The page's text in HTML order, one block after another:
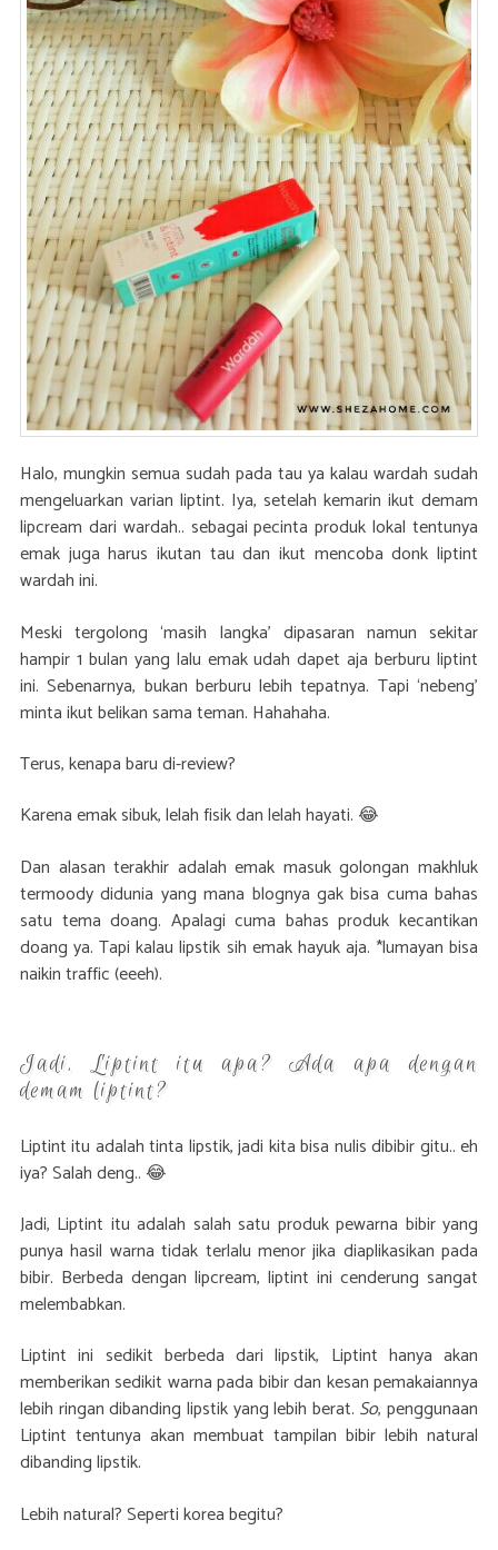
Set
Glow
Halo, mungkin semua sudah pada tau ya kalau wardah sudah
mengeluarkan varian liptint. Iya, setelah kemarin ikut demam
lipcream dari wardah.. sebagai pecinta produk lokal tentunya
emak juga harus ikutan tau dan ikut mencoba donk liptint
wardah ini.
Meski tergolong ‘masih langka’ dipasaran namun sekitar
hampir 1 bulan yang lalu emak udah dapet aja berburu liptint
ini. Sebenarnya, bukan berburu lebih tepatnya. Tapi ‘nebeng’
minta ikut belikan sama teman. Hahahaha.
Terus, kenapa baru di-review?
Karena emak sibuk, lelah fisik dan lelah hayati. 😂
Dan alasan terakhir adalah emak masuk golongan makhluk
termoody didunia yang mana blognya gak bisa cuma bahas
satu tema doang. Apalagi cuma bahas produk kecantikan
doang ya. Tapi kalau lipstik sih emak hayuk aja. *lumayan bisa
naikin traffic (eeeh).
Jadi, Liptint itu apa? Ada apa dengan
demam liptint?
Liptint itu adalah tinta lipstik, jadi kita bisa nulis dibibir gitu.. eh
iya? Salah deng.. 😂
Jadi, Liptint itu adalah salah satu produk pewarna bibir yang
punya hasil warna tidak terlalu menor jika diaplikasikan pada
bibir. Berbeda dengan lipcream, liptint ini cenderung sangat
melembabkan.
Liptint ini sedikit berbeda dari lipstik, Liptint hanya akan
memberikan sedikit warna pada bibir dan kesan pemakaiannya
lebih ringan dibanding lipstik yang lebih berat. So, penggunaan
Liptint tentunya akan membuat tampilan bibir lebih natural
dibanding lipstik.
Lebih natural? Seperti korea begitu?